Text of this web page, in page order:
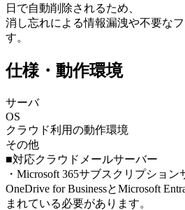
日で自動削除されるため、
消し忘れによる情報漏洩や不要な
す。
仕様・動作環境
サーバ
OS
クラウド利用の動作環境
その他
■対応クラウドメールサーバー
・Microsoft 365サブスクリプショ
OneDrive for BusinessとMicrosoft
まれている必要があります。